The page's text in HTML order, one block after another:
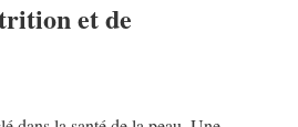
et de